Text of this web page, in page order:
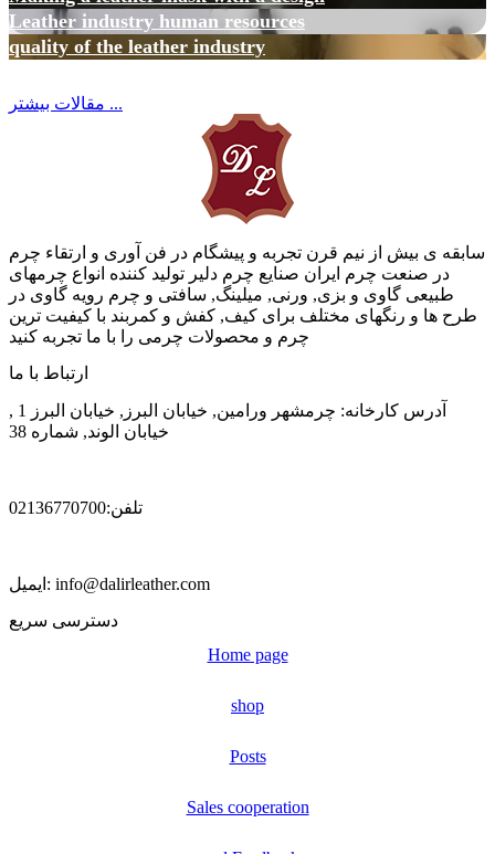
Leather industry human resources
quality of the leather industry
مقالات بیشتر ...
سابقه ی بیش از نیم قرن تجربه و پیشگام در فن آوری و ارتقاء چرم
در صنعت چرم ایران صنایع چرم دلیر تولید کننده انواع چرمهای
طبیعی گاوی و بزی, ورنی, میلینگ, سافتی و چرم رویه گاوی در
طرح ها و رنگهای مختلف برای کیف, کفش و کمربند با کیفیت ترین
چرم و محصولات چرمی را با ما تجربه کنید
ارتباط با ما
آدرس کارخانه: چرمشهر ورامین, خیابان البرز, خیابان البرز 1 ,
خیابان الوند, شماره 38
تلفن:02136770700
ایمیل: info@dalirleather.com
دسترسی سریع
Home page
shop
Posts
Sales cooperation